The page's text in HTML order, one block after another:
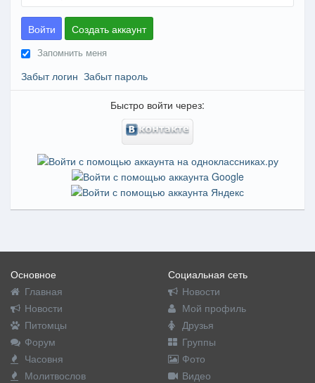
Войти Создать аккаунт
Запомнить меня
Забыт логин Забыт пароль
Быстро войти через:
Основное
Главная
Новости
Питомцы
Форум
Часовня
Молитвослов
Социальная сеть
Новости
Мой профиль
Друзья
Группы
Фото
Видео